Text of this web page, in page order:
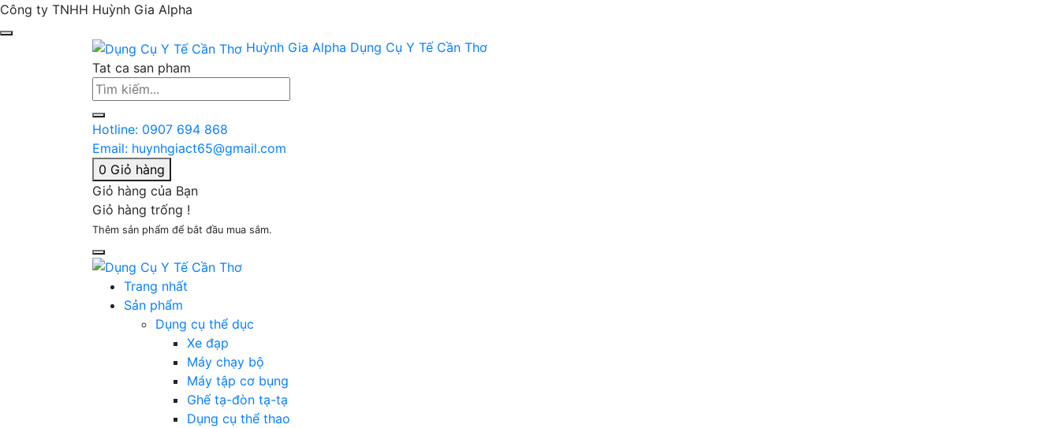
Công ty TNHH Huỳnh Gia Alpha
Huỳnh Gia Alpha Dụng Cụ Y Tế Cần Thơ
Tat ca san pham
Hotline: 0907 694 868
Email: huynhgiact65@gmail.com
0 Giỏ hàng
Giỏ hàng của Bạn
Giỏ hàng trống !
Thêm sản phẩm để bắt đầu mua sắm.
Trang nhất
Sản phẩm
Dụng cụ thể dục
Xe đạp
Máy chạy bộ
Máy tập cơ bụng
Ghế tạ-đòn tạ-tạ
Dụng cụ thể thao